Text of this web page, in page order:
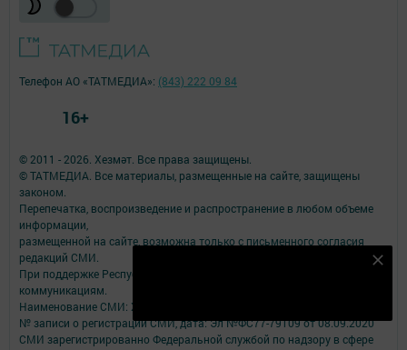
© 2011 - 2026. Хезмәт. Все права защищены.
© ТАТМЕДИА. Все материалы, размещенные на сайте, защищены
законом.
Перепечатка, воспроизведение и распространение в любом объеме
информации,
размещенной на сайте, возможна только с письменного согласия
редакций СМИ.
При поддержке Республиканского агентства по печати и массовым
коммуникациям.
Наименование СМИ: Хезмәт
№ записи о регистрации СМИ, дата: Эл №ФС77-79109 от 08.09.2020
СМИ зарегистрированно Федеральной службой по надзору в сфере
Телефон АО «ТАТМЕДИА»: (843) 222 09 84
16+